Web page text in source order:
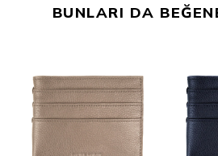
BUNLARI DA